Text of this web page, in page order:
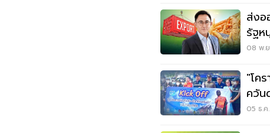
ส่งอ
รัฐห
นวัต
08 พ.
"โค
ควัน
ฝุ่น
05 ธ.